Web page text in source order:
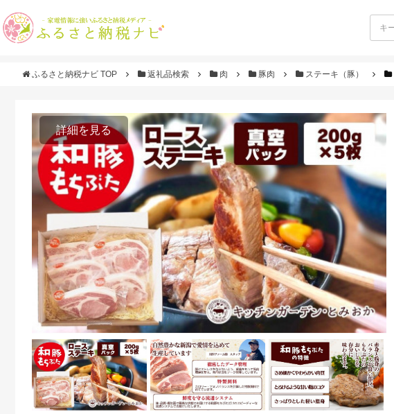
ふるさと納税ナビ TOP 返礼品検索 肉 豚肉 ステーキ（豚）
詳細を見る